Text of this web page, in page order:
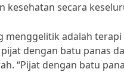
secara
menggelitik adalah
dengan batu panas
“Pijat dengan batu